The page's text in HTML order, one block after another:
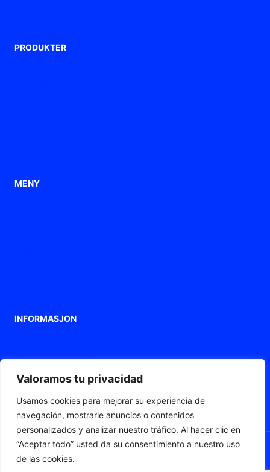
Valoramos tu privacidad
Usamos cookies para mejorar su experiencia de
navegación, mostrarle anuncios o contenidos
personalizados y analizar nuestro tráfico. Al hacer clic en
“Aceptar todo” usted da su consentimiento a nuestro uso
de las cookies.
PRODUKTER
MENY
INFORMASJON
Tilgjengelighetserklæring
Nettkart
© 2026 Fleximat